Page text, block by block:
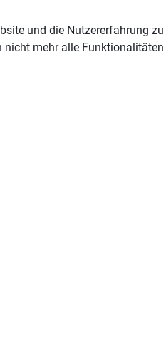
und die Nutzererfahrung
mehr alle Funktionalitäten